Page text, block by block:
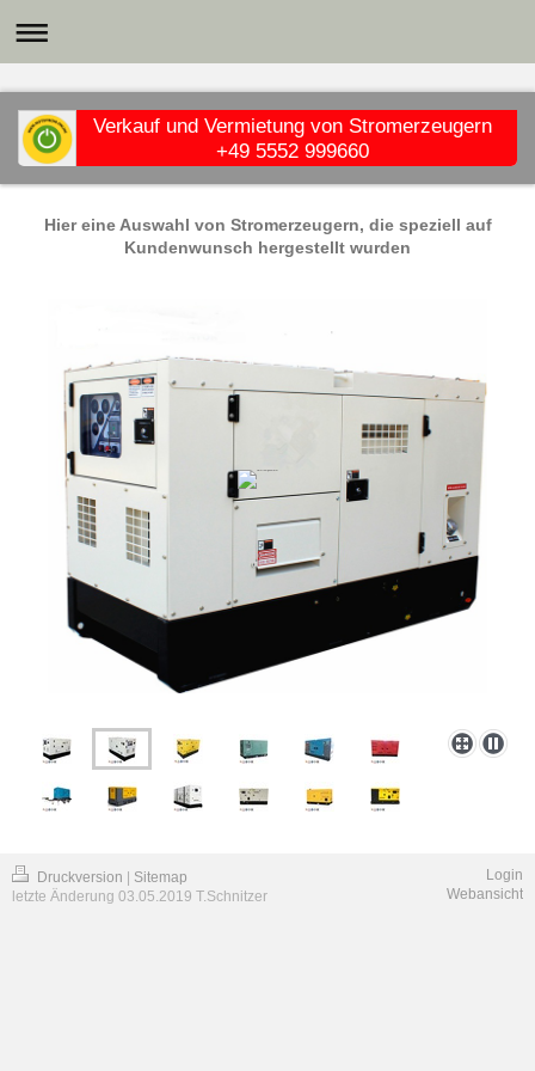
Verkauf und Vermietung von Stromerzeugern
+49 5552 999660
Hier eine Auswahl von Stromerzeugern, die speziell auf
Kundenwunsch hergestellt wurden
Druckversion
Sitemap
letzte Änderung 03.05.2019 T.Schnitzer
Login
Webansicht